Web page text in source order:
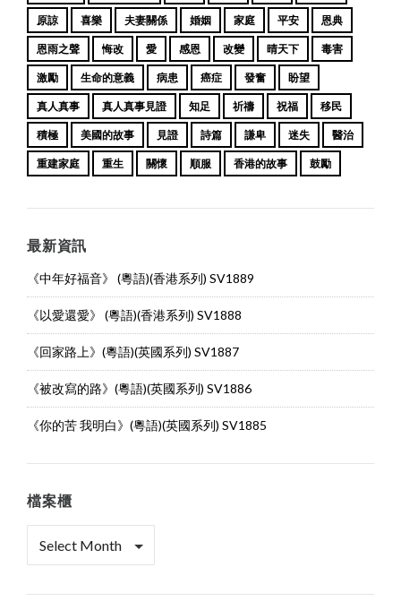
原諒 喜樂 夫妻關係 婚姻 家庭 平安 恩典
恩雨之聲 悔改 愛 感恩 改變 晴天下 毒害
激勵 生命的意義 病患 癌症 發奮 盼望
真人真事 真人真事見證 知足 祈禱 祝福 移民
積極 美國的故事 見證 詩篇 謙卑 迷失 醫治
重建家庭 重生 關懷 順服 香港的故事 鼓勵
最新資訊
《中年好福音》 (粵語)(香港系列) SV1889
《以愛還愛》 (粵語)(香港系列) SV1888
《回家路上》(粵語)(英國系列) SV1887
《被改寫的路》(粵語)(英國系列) SV1886
《你的苦 我明白》(粵語)(英國系列) SV1885
檔案櫃